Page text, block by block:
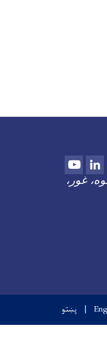
Youtube
غور،
پښتو